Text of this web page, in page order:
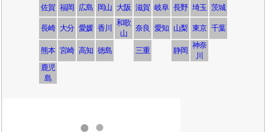
佐賀 福岡 広島 岡山 大阪 滋賀 岐阜 長野 埼玉 茨城
長崎 大分 愛媛 香川
和歌
山
奈良 愛知 山梨 東京 千葉
熊本 宮崎 高知 徳島 三重 静岡
神奈
川
鹿児
島